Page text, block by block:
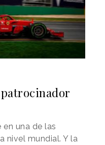
una de las
nivel mundial. Y la